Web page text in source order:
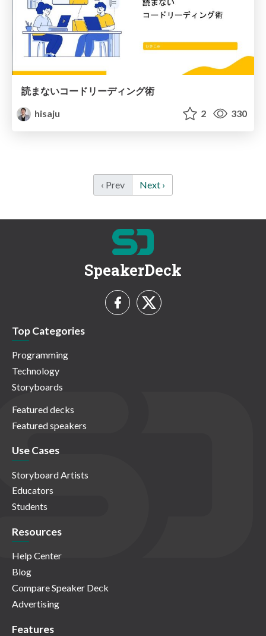
読まないコードリーディング術
hisaju
2 330
‹ Prev Next ›
SpeakerDeck
Top Categories
Programming
Technology
Storyboards
Featured decks
Featured speakers
Use Cases
Storyboard Artists
Educators
Students
Resources
Help Center
Blog
Compare Speaker Deck
Advertising
Features